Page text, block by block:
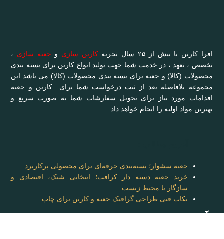
افرا کارتن با بیش از ۲۵ سال تجربه کارتن سازی و جعبه سازی ،
تخصص ، تعهد ، در خدمت شما جهت تولید انواع کارتن برای بسته بندی
محصولات (کالا) و جعبه برای بسته بندی محصولات (کالا) می باشد این
مجموعه بلافاصله بعد از ثبت درخواست شما برای کارتن و جعبه
اقدامات مورد نیاز برای تحویل سفارشات شما به صورت سریع و
بهترین مواد اولیه را انجام خواهد داد .
جعبه سشوار؛ بسته‌بندی حرفه‌ای برای محصولی پرکاربرد
خرید جعبه دسته دار کرافت؛ انتخابی شیک، اقتصادی و
سازگار با محیط زیست
نکات فنی طراحی گرافیک جعبه و کارتن برای چاپ